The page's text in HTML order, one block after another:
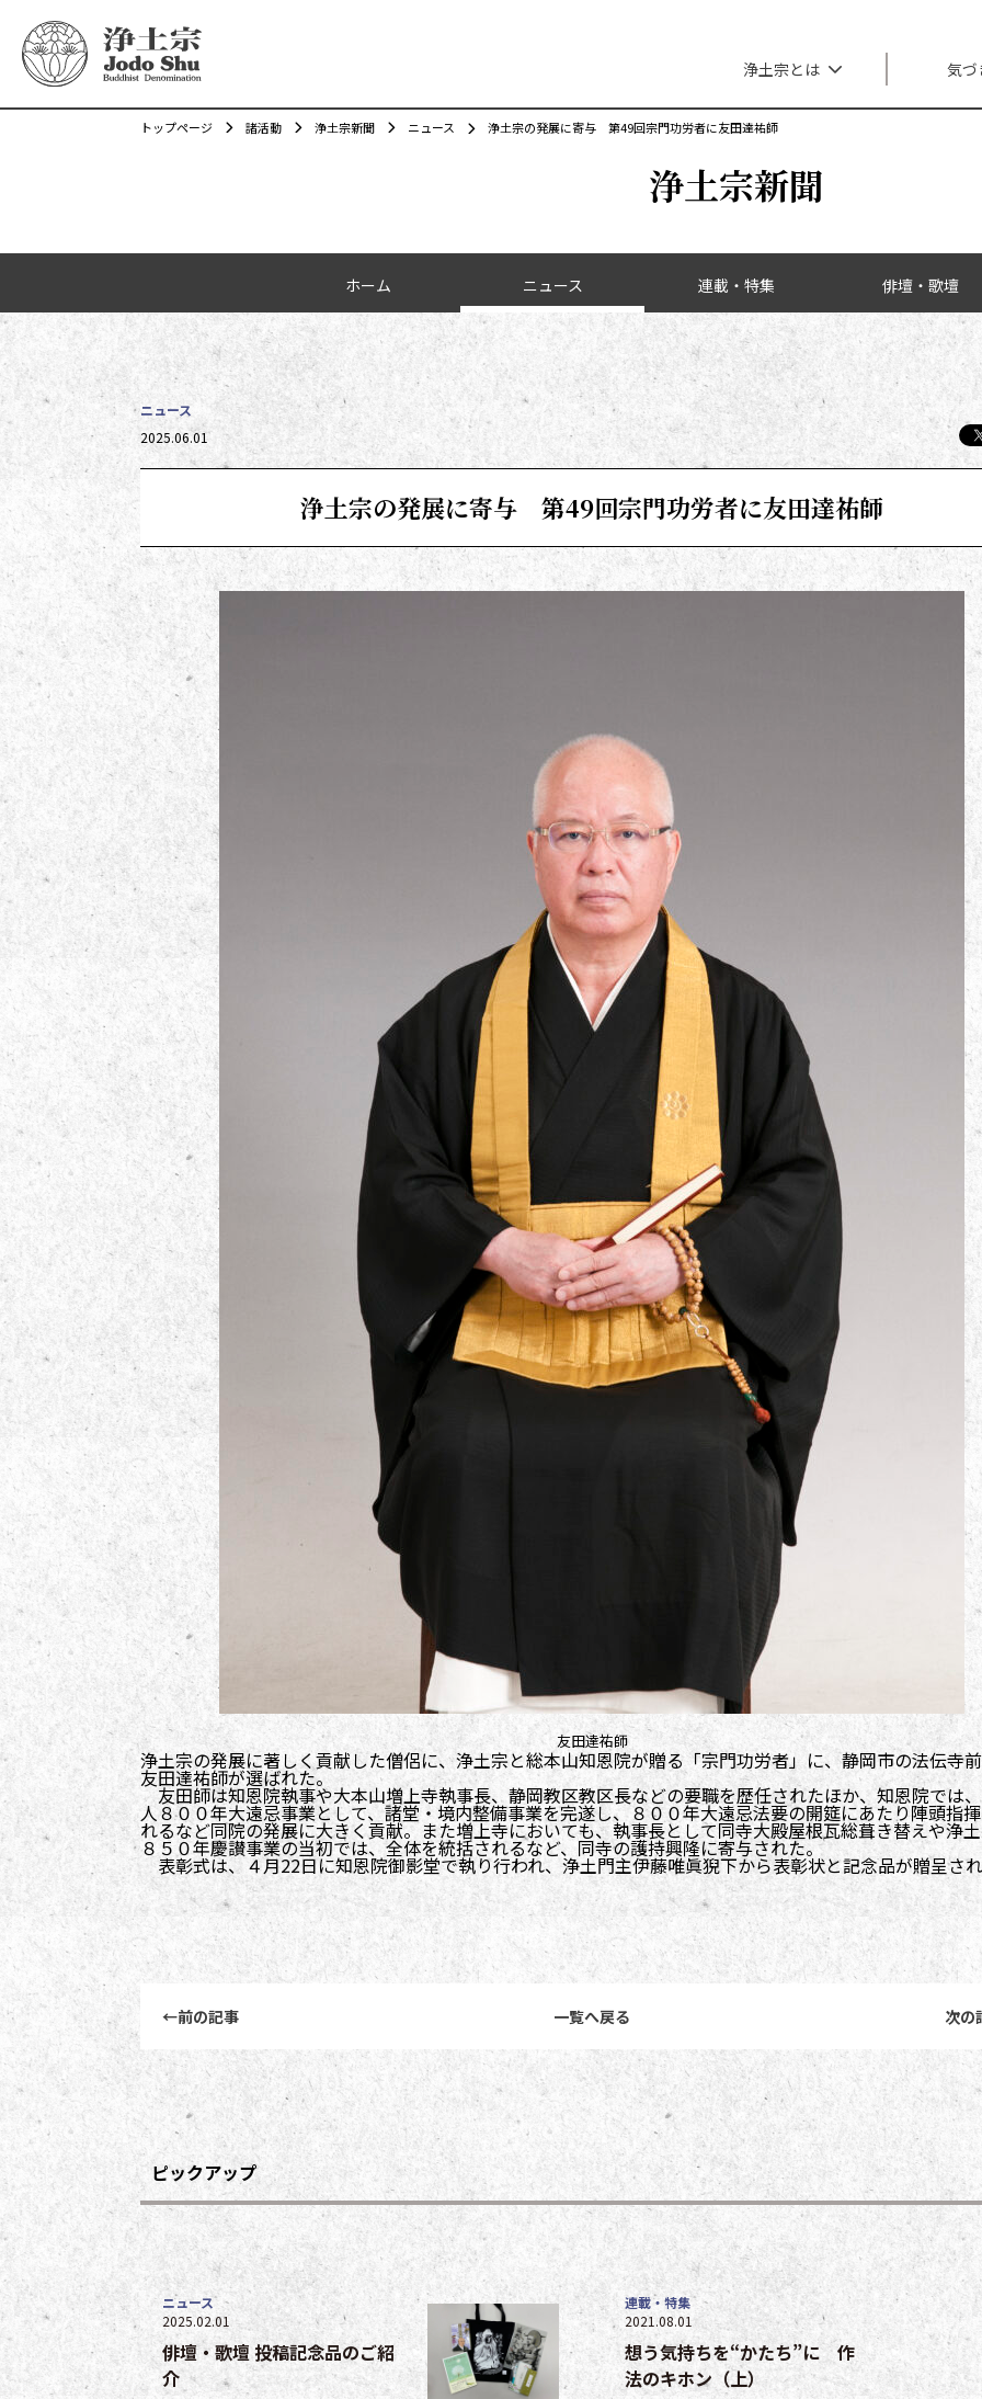
メインナビゲーション
浄土宗とは 気づ
浄土宗新聞
トップページ 諸活動 浄土宗新聞 ニュース 浄土宗の発展に寄与 第49回宗門功労者に友田達祐師
ホーム ニュース 連載・特集 俳壇・歌壇
浄土宗の発展に寄与 第49回宗門功労者に友田達祐師
ニュース
投稿日時
2025.06.01
友田達祐師
浄土宗の発展に著しく貢献した僧侶に、浄土宗と総本山知恩院が贈る「宗門功労者」に、静岡市の法伝寺
友田達祐師が選ばれた。
友田師は知恩院執事や大本山増上寺執事長、静岡教区教区長などの要職を歴任されたほか、知恩院では
人８００年大遠忌事業として、諸堂・境内整備事業を完遂し、８００年大遠忌法要の開筵にあたり陣頭指
れるなど同院の発展に大きく貢献。また増上寺においても、執事長として同寺大殿屋根瓦総葺き替えや浄
８５０年慶讃事業の当初では、全体を統括されるなど、同寺の護持興隆に寄与された。
表彰式は、４月22日に知恩院御影堂で執り行われ、浄土門主伊藤唯眞猊下から表彰状と記念品が贈呈さ
←前の記事 一覧へ戻る 次の
ピックアップ
俳壇・歌壇 投稿記念品のご紹
介
ニュース
2025.02.01
想う気持ちを“かたち”に 作
法のキホン（上）
連載・特集
2021.08.01